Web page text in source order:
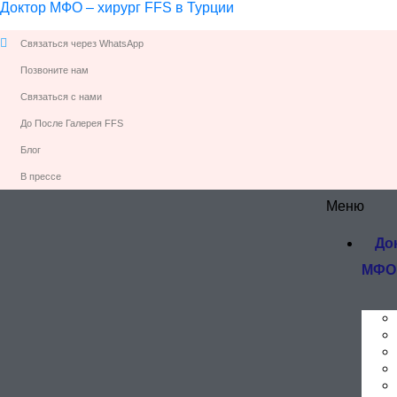
Доктор МФО – хирург FFS в Турции
Связаться через WhatsApp
Позвоните нам
Связаться с нами
До После Галерея FFS
Блог
В прессе
Меню
МФО